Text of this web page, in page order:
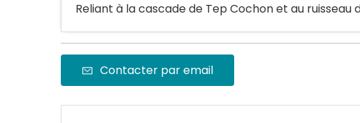
Reliant à la cascade de Tep Cochon et au ruisseau
Contacter par email